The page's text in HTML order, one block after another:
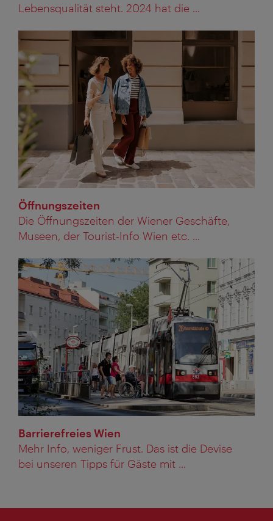
Lebensqualität steht. 2024 hat die ...
Öffnungszeiten
Die Öffnungszeiten der Wiener Geschäfte,
Museen, der Tourist-Info Wien etc. ...
Barrierefreies Wien
Mehr Info, weniger Frust. Das ist die Devise
bei unseren Tipps für Gäste mit ...